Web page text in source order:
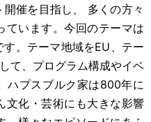
催を目指し、 多くの方々
ています。今回のテーマは
す。テーマ地域をEU、テー
て、プログラム構成やイベ
ハプスブルク家は800年に
文化・芸術にも大きな影響